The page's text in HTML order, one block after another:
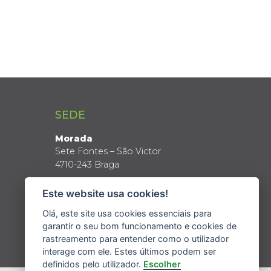
SEDE
Morada
Sete Fontes – São Victor
4710-243 Braga
Latitude: 41º 34’ N
Longitude: 8º 24’ W
Este website usa cookies!
Olá, este site usa cookies essenciais para
garantir o seu bom funcionamento e cookies de
rastreamento para entender como o utilizador
interage com ele. Estes últimos podem ser
definidos pelo utilizador. Escolher